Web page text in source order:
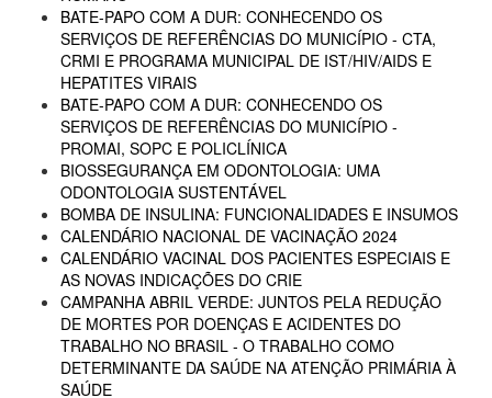
BATE-PAPO COM A DUR: CONHECENDO OS
SERVIÇOS DE REFERÊNCIAS DO MUNICÍPIO - CTA,
CRMI E PROGRAMA MUNICIPAL DE IST/HIV/AIDS E
HEPATITES VIRAIS
BATE-PAPO COM A DUR: CONHECENDO OS
SERVIÇOS DE REFERÊNCIAS DO MUNICÍPIO -
PROMAI, SOPC E POLICLÍNICA
BIOSSEGURANÇA EM ODONTOLOGIA: UMA
ODONTOLOGIA SUSTENTÁVEL
BOMBA DE INSULINA: FUNCIONALIDADES E INSUMOS
CALENDÁRIO NACIONAL DE VACINAÇÃO 2024
CALENDÁRIO VACINAL DOS PACIENTES ESPECIAIS E
AS NOVAS INDICAÇÕES DO CRIE
CAMPANHA ABRIL VERDE: JUNTOS PELA REDUÇÃO
DE MORTES POR DOENÇAS E ACIDENTES DO
TRABALHO NO BRASIL - O TRABALHO COMO
DETERMINANTE DA SAÚDE NA ATENÇÃO PRIMÁRIA À
SAÚDE